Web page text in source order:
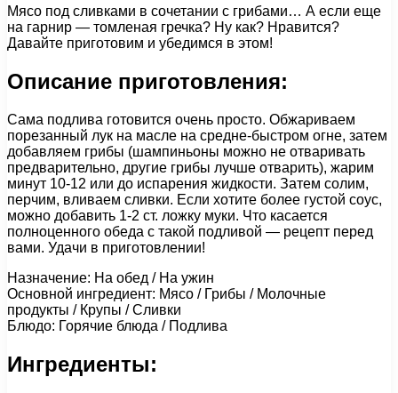
Мясо под сливками в сочетании с грибами… А если еще
на гарнир — томленая гречка? Ну как? Нравится?
Давайте приготовим и убедимся в этом!
Описание приготовления:
Сама подлива готовится очень просто. Обжариваем
порезанный лук на масле на средне-быстром огне, затем
добавляем грибы (шампиньоны можно не отваривать
предварительно, другие грибы лучше отварить), жарим
минут 10-12 или до испарения жидкости. Затем солим,
перчим, вливаем сливки. Если хотите более густой соус,
можно добавить 1-2 ст. ложку муки. Что касается
полноценного обеда с такой подливой — рецепт перед
вами. Удачи в приготовлении!
Назначение: На обед / На ужин
Основной ингредиент: Мясо / Грибы / Молочные
продукты / Крупы / Сливки
Блюдо: Горячие блюда / Подлива
Ингредиенты: